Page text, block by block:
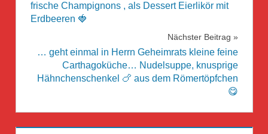
frische Champignons , als Dessert Eierlikör mit
Erdbeeren 🍓
Nächster Beitrag
… geht einmal in Herrn Geheimrats kleine feine
Carthagoküche… Nudelsuppe, knusprige
Hähnchenschenkel 🍗 aus dem Römertöpfchen
😋